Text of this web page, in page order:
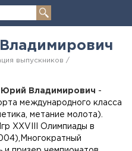
выпускников
Юрий Владимирович -
международного класса
метание молота).
XXVIII Олимпиады в